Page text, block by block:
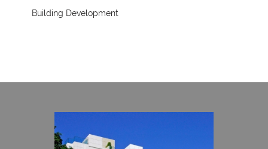
Building Development